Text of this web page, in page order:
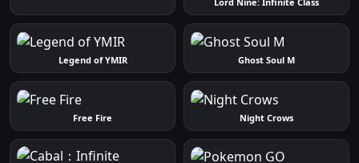
Legend of YMIR Ghost Soul M
Free Fire Night Crows